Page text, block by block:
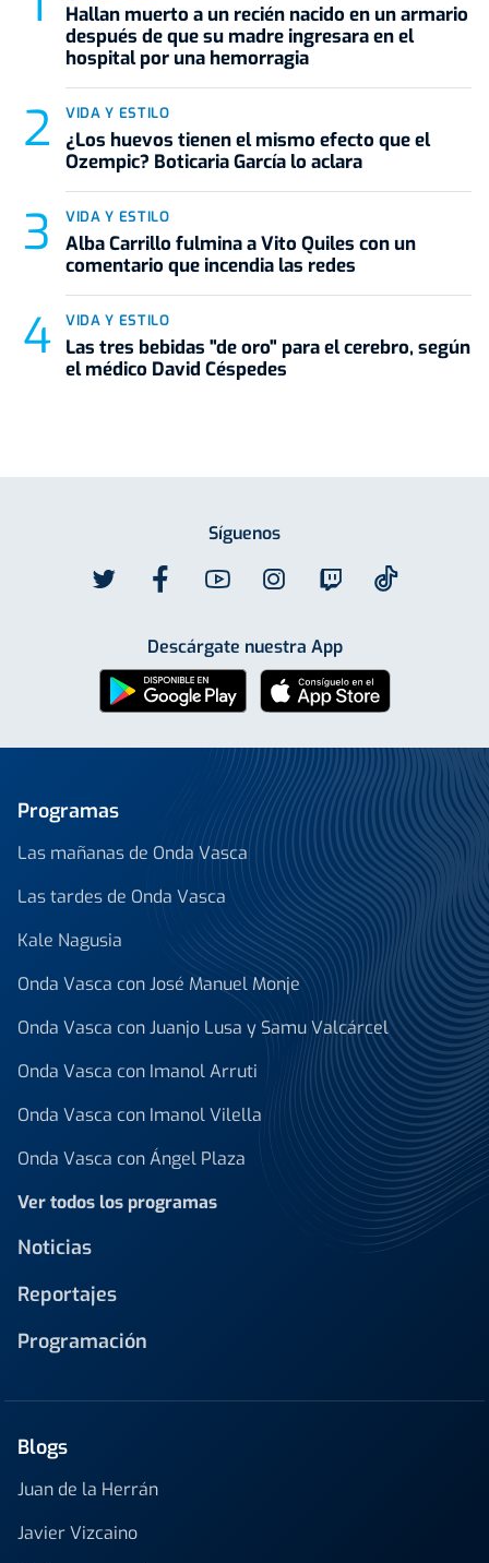
Hallan muerto a un recién nacido en un armario
después de que su madre ingresara en el
hospital por una hemorragia
VIDA Y ESTILO
¿Los huevos tienen el mismo efecto que el
Ozempic? Boticaria García lo aclara
VIDA Y ESTILO
Alba Carrillo fulmina a Vito Quiles con un
comentario que incendia las redes
VIDA Y ESTILO
Las tres bebidas "de oro" para el cerebro, según
el médico David Céspedes
Síguenos
Descárgate nuestra App
Programas
Las mañanas de Onda Vasca
Las tardes de Onda Vasca
Kale Nagusia
Onda Vasca con José Manuel Monje
Onda Vasca con Juanjo Lusa y Samu Valcárcel
Onda Vasca con Imanol Arruti
Onda Vasca con Imanol Vilella
Onda Vasca con Ángel Plaza
Ver todos los programas
Noticias
Reportajes
Programación
Blogs
Juan de la Herrán
Javier Vizcaino